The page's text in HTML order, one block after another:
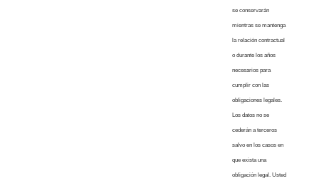
se conservarán
mientras se mantenga
la relación contractual
o durante los años
necesarios para
cumplir con las
obligaciones legales.
Los datos no se
cederán a terceros
salvo en los casos en
que exista una
obligación legal. Usted